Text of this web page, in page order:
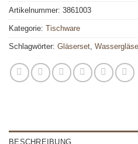
Artikelnummer: 3861003
Kategorie: Tischware
Schlagwörter: Gläserset,
BESCHREIBUNG